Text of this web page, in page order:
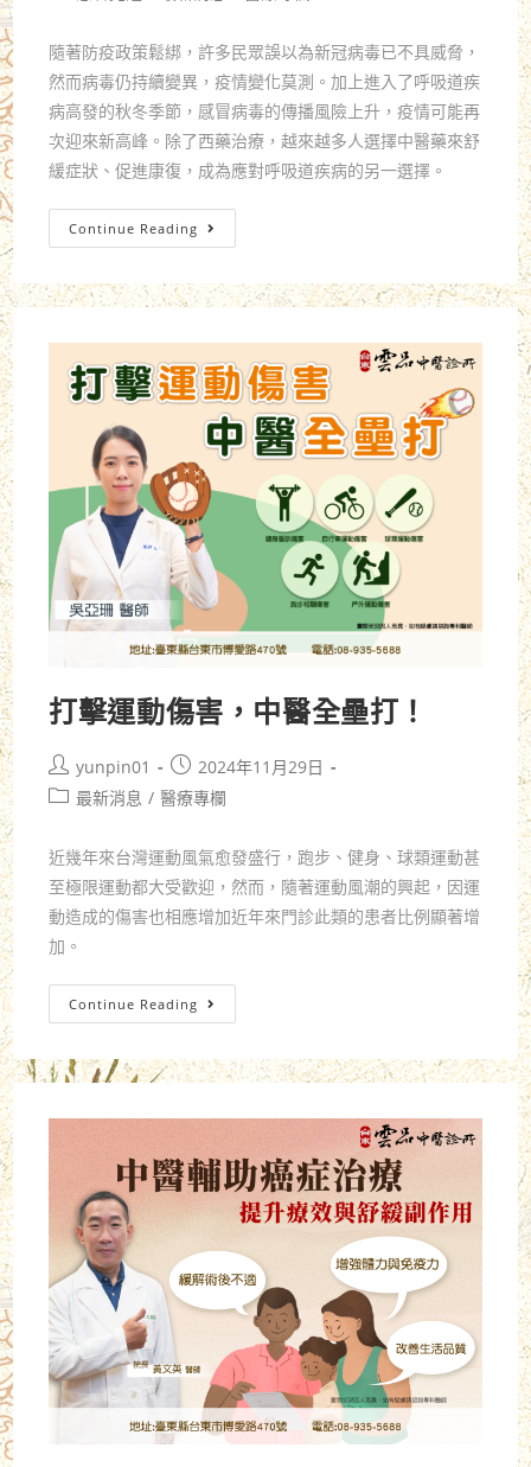
隨著防疫政策鬆綁，許多民眾誤以為新冠病毒已不具威脅，
然而病毒仍持續變異，疫情變化莫測。加上進入了呼吸道疾
病高發的秋冬季節，感冒病毒的傳播風險上升，疫情可能再
次迎來新高峰。除了西藥治療，越來越多人選擇中醫藥來舒
緩症狀、促進康復，成為應對呼吸道疾病的另一選擇。
Continue Reading
打擊運動傷害，中醫全壘打！
yunpin01
2024年11月29日
最新消息 / 醫療專欄
近幾年來台灣運動風氣愈發盛行，跑步、健身、球類運動甚
至極限運動都大受歡迎，然而，隨著運動風潮的興起，因運
動造成的傷害也相應增加近年來門診此類的患者比例顯著增
加。
Continue Reading